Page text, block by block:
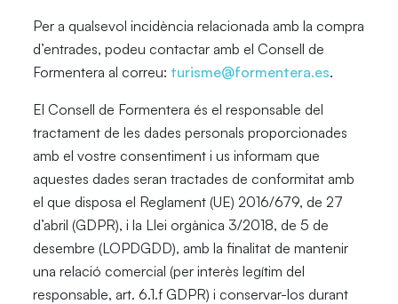
Per a qualsevol incidència relacionada amb la compra
d’entrades, podeu contactar amb el Consell de
Formentera al correu: turisme@formentera.es.
El Consell de Formentera és el responsable del
tractament de les dades personals proporcionades
amb el vostre consentiment i us informam que
aquestes dades seran tractades de conformitat amb
el que disposa el Reglament (UE) 2016/679, de 27
d’abril (GDPR), i la Llei orgànica 3/2018, de 5 de
desembre (LOPDGDD), amb la finalitat de mantenir
una relació comercial (per interès legítim del
responsable, art. 6.1.f GDPR) i conservar-los durant